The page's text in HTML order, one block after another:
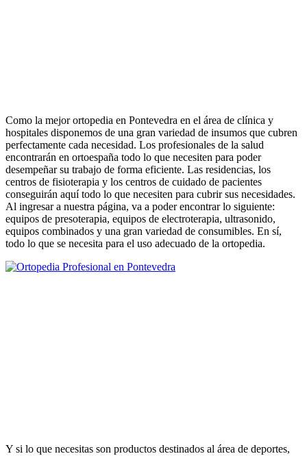
Como la mejor ortopedia en Pontevedra en el área de clínica y
hospitales disponemos de una gran variedad de insumos que cubren
perfectamente cada necesidad. Los profesionales de la salud
encontrarán en ortoespaña todo lo que necesiten para poder
desempeñar su trabajo de forma eficiente. Las residencias, los
centros de fisioterapia y los centros de cuidado de pacientes
conseguirán aquí todo lo que necesiten para cubrir sus necesidades.
Al ingresar a nuestra página, va a poder encontrar lo siguiente:
equipos de presoterapia, equipos de electroterapia, ultrasonido,
equipos combinados y una gran variedad de consumibles. En sí,
todo lo que se necesita para el uso adecuado de la ortopedia.
Y si lo que necesitas son productos destinados al área de deportes,